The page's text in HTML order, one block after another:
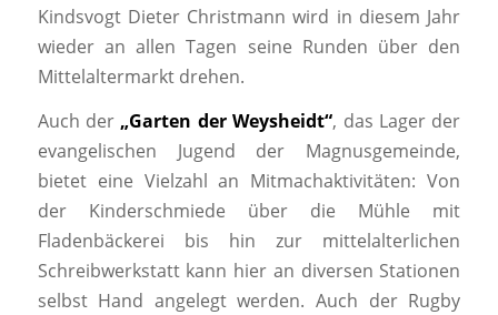
Kindsvogt Dieter Christmann wird in diesem Jahr
wieder an allen Tagen seine Runden über den
Mittelaltermarkt drehen.
Auch der „Garten der Weysheidt“, das Lager der
evangelischen Jugend der Magnusgemeinde,
bietet eine Vielzahl an Mitmachaktivitäten: Von
der Kinderschmiede über die Mühle mit
Fladenbäckerei bis hin zur mittelalterlichen
Schreibwerkstatt kann hier an diversen Stationen
selbst Hand angelegt werden. Auch der Rugby